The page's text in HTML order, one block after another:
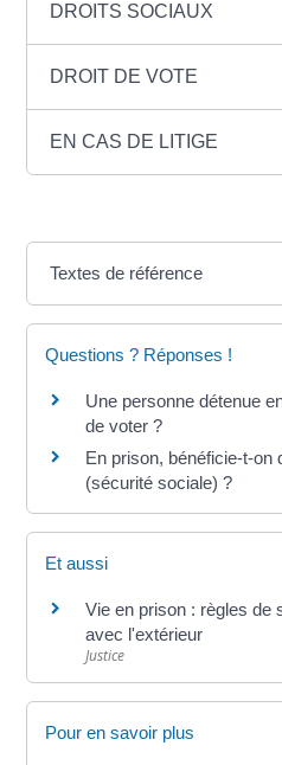
DROITS SOCIAUX
DROIT DE VOTE
EN CAS DE LITIGE
Textes de référence
Questions ? Réponses !
Une personne détenue
de voter ?
En prison, bénéficie-t-on
(sécurité sociale) ?
Et aussi
Vie en prison : règles de
avec l'extérieur
Justice
Pour en savoir plus